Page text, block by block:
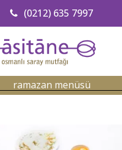
(0212) 635 7997
Adresimizi Bulun
info@asitanerestaurant.com
ramazan menüsü